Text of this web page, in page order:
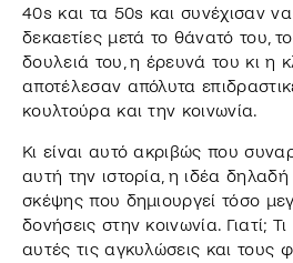
40s και τα 50s και συνέχισαν
δεκαετίες μετά το θάνατό του,
δουλειά του, η έρευνά του κι η
αποτέλεσαν απόλυτα
κουλτούρα και την κοινωνία.
Κι είναι αυτό ακριβώς που
αυτή την ιστορία, η ιδέα
σκέψης που δημιουργεί τόσο
δονήσεις στην κοινωνία. Γιατί;
αυτές τις αγκυλώσεις και